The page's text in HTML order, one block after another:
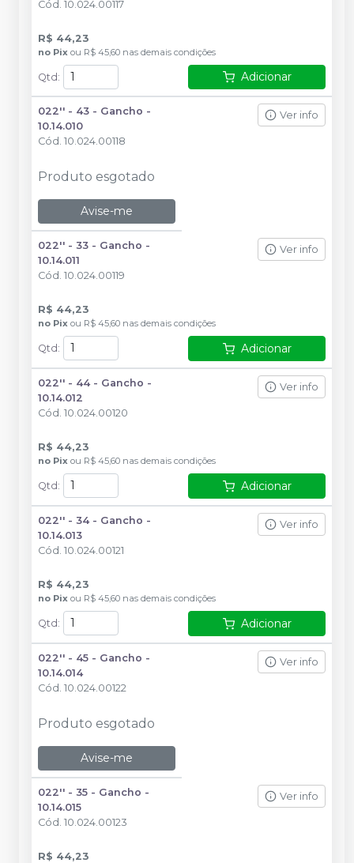
Cód. 10.024.00117
R$ 44,23
no Pix ou R$ 45,60 nas demais condições
Qtd: Adicionar
022'' - 43 - Gancho -
10.14.010
Cód. 10.024.00118
Ver info
Produto esgotado
Avise-me
022'' - 33 - Gancho -
10.14.011
Cód. 10.024.00119
Ver info
R$ 44,23
no Pix ou R$ 45,60 nas demais condições
Qtd : Adicionar
022'' - 44 - Gancho -
10.14.012
Cód. 10.024.00120
Ver info
R$ 44,23
no Pix ou R$ 45,60 nas demais condições
Qtd : Adicionar
022'' - 34 - Gancho -
10.14.013
Cód. 10.024.00121
Ver info
R$ 44,23
no Pix ou R$ 45,60 nas demais condições
Qtd : Adicionar
022'' - 45 - Gancho -
10.14.014
Cód. 10.024.00122
Ver info
Produto esgotado
Avise-me
022'' - 35 - Gancho -
10.14.015
Cód. 10.024.00123
Ver info
R$ 44,23